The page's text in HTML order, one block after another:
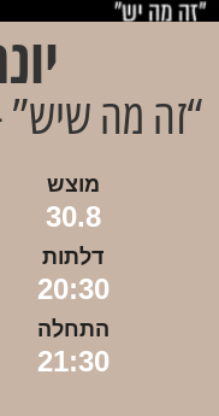
“זה מה שיש”
מוצש
30.8
דלתות
20:30
התחלה
21:30